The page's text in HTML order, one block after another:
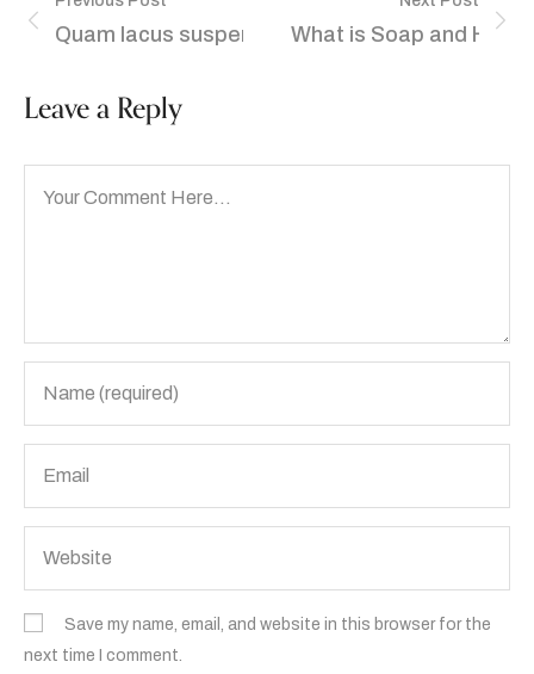
Quam lacus suspendisse faucibus interdum
What is Soap and How
Leave a Reply
Save my name, email, and website in this browser for the
next time I comment.